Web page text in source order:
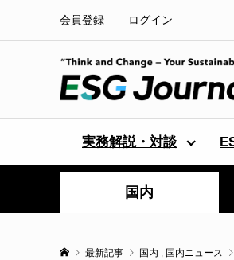
会員登録 ログイン
実務解説・対談
国内
最新記事 国内 , 国内ニュース